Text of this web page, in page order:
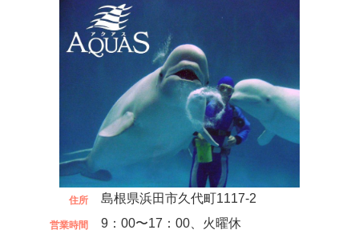
住所 島根県浜田市久代町1117-2
営業時間 9：00〜17：00、火曜休